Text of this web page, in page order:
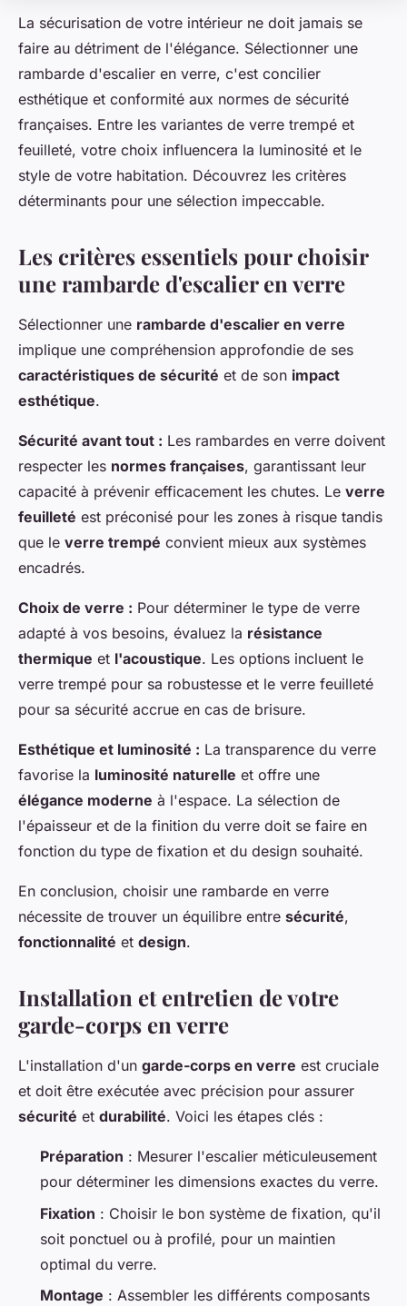
La sécurisation de votre intérieur ne doit jamais se
faire au détriment de l'élégance. Sélectionner une
rambarde d'escalier en verre, c'est concilier
esthétique et conformité aux normes de sécurité
françaises. Entre les variantes de verre trempé et
feuilleté, votre choix influencera la luminosité et le
style de votre habitation. Découvrez les critères
déterminants pour une sélection impeccable.
Les critères essentiels pour choisir
une rambarde d'escalier en verre
Sélectionner une rambarde d'escalier en verre
implique une compréhension approfondie de ses
caractéristiques de sécurité et de son impact
esthétique.
Sécurité avant tout : Les rambardes en verre doivent
respecter les normes françaises, garantissant leur
capacité à prévenir efficacement les chutes. Le verre
feuilleté est préconisé pour les zones à risque tandis
que le verre trempé convient mieux aux systèmes
encadrés.
Choix de verre : Pour déterminer le type de verre
adapté à vos besoins, évaluez la résistance
thermique et l'acoustique. Les options incluent le
verre trempé pour sa robustesse et le verre feuilleté
pour sa sécurité accrue en cas de brisure.
Esthétique et luminosité : La transparence du verre
favorise la luminosité naturelle et offre une
élégance moderne à l'espace. La sélection de
l'épaisseur et de la finition du verre doit se faire en
fonction du type de fixation et du design souhaité.
En conclusion, choisir une rambarde en verre
nécessite de trouver un équilibre entre sécurité,
fonctionnalité et design.
Installation et entretien de votre
garde-corps en verre
L'installation d'un garde-corps en verre est cruciale
et doit être exécutée avec précision pour assurer
sécurité et durabilité. Voici les étapes clés :
Préparation : Mesurer l'escalier méticuleusement
pour déterminer les dimensions exactes du verre.
Fixation : Choisir le bon système de fixation, qu'il
soit ponctuel ou à profilé, pour un maintien
optimal du verre.
Montage : Assembler les différents composants